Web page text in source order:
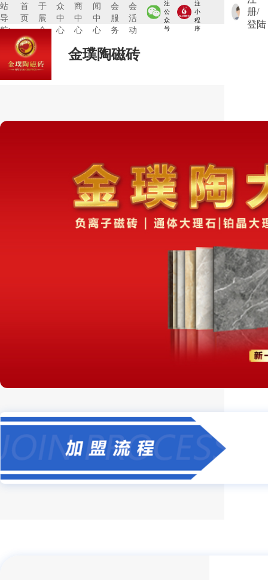
站
导
航:
首
页
于
展
会
众
中
心
商
中
心
闻
中
心
会
服
务
会
活
动
注
公
众
号
注
小
程
序
册/
登陆
金璞陶磁砖